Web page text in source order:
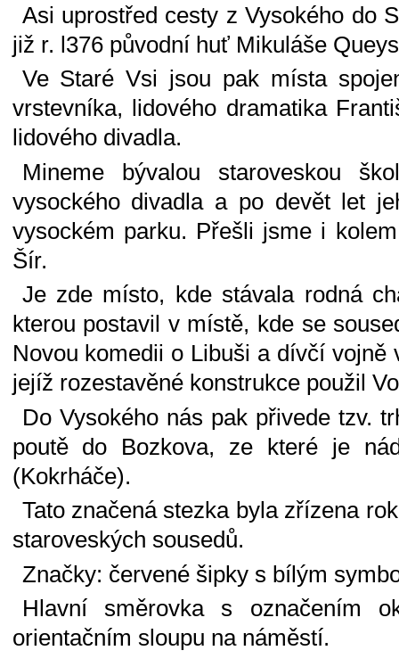
Asi uprostřed cesty z Vysokého do
již r. l376 původní huť Mikuláše
Ve Staré Vsi jsou pak místa
vrstevníka, lidového dramatika
lidového divadla.
Mineme bývalou staroveskou
vysockého divadla a po devět let
vysockém parku. Přešli jsme i
Šír.
Je zde místo, kde stávala rodná
kterou postavil v místě, kde se
Novou komedii o Libuši a dívčí
jejíž rozestavěné konstrukce použil
Do Vysokého nás pak přivede tzv.
poutě do Bozkova, ze které je
(Kokrháče).
Tato značená stezka byla zřízena
staroveských sousedů.
Značky: červené šipky s bílým
Hlavní směrovka s označením
orientačním sloupu na náměstí.